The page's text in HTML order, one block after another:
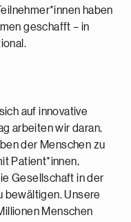
haben
geschafft – in
auf innovative
arbeiten wir daran,
der Menschen zu
Patient*innen,
Gesellschaft in der
bewältigen. Unsere
Menschen